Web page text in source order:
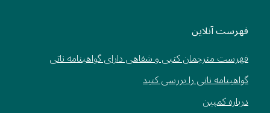
فهرست آنلاین
فهرست مترجمان کتبی و شفاهی دارای گواهینامه ناتی
گواهینامه ناتی را بررسی کنید
درباره کمپین